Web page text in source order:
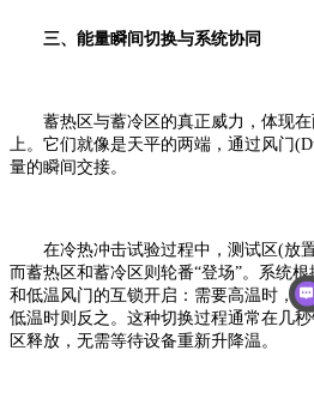
三、能量瞬间切换与系统协同
蓄热区与蓄冷区的真正威力，体现在
上。它们就像是天平的两端，通过风门
量的瞬间交接。
在冷热冲击试验过程中，测试区(放置
而蓄热区和蓄冷区则轮番“登场”。系统
和低温风门的互锁开启：需要高温时，关
低温时则反之。这种切换过程通常在几
区释放，无需等待设备重新升降温。